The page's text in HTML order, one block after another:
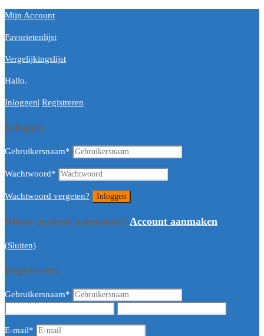
Mijn Account
Favorietenlijst
Vergelijkingslijst
Hallo.
Inloggen| Registreren
Inloggen
Gebruikersnaam*
Wachtwoord*
Wachtwoord vergeten?
Nieuw account aanmaken? Account aanmaken
(Sluiten)
Registreren
Gebruikersnaam*
E-mail*